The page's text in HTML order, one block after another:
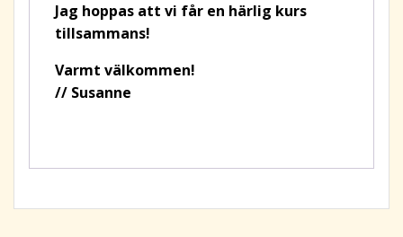
Jag hoppas att vi får en härlig kurs
tillsammans!
Varmt välkommen!
// Susanne